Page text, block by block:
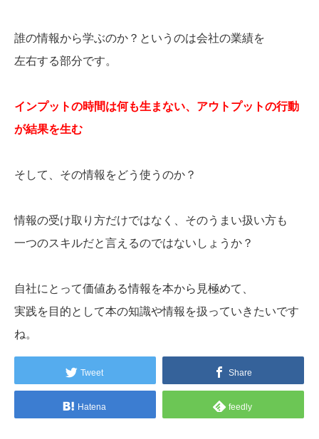
誰の情報から学ぶのか？というのは会社の業績を
左右する部分です。
インプットの時間は何も生まない、アウトプットの行動
が結果を生む
そして、その情報をどう使うのか？
情報の受け取り方だけではなく、そのうまい扱い方も
一つのスキルだと言えるのではないしょうか？
自社にとって価値ある情報を本から見極めて、
実践を目的として本の知識や情報を扱っていきたいです
ね。
Tweet Share
Hatena feedly